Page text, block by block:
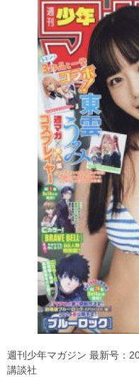
週刊少年マガジン 最新号：
講談社